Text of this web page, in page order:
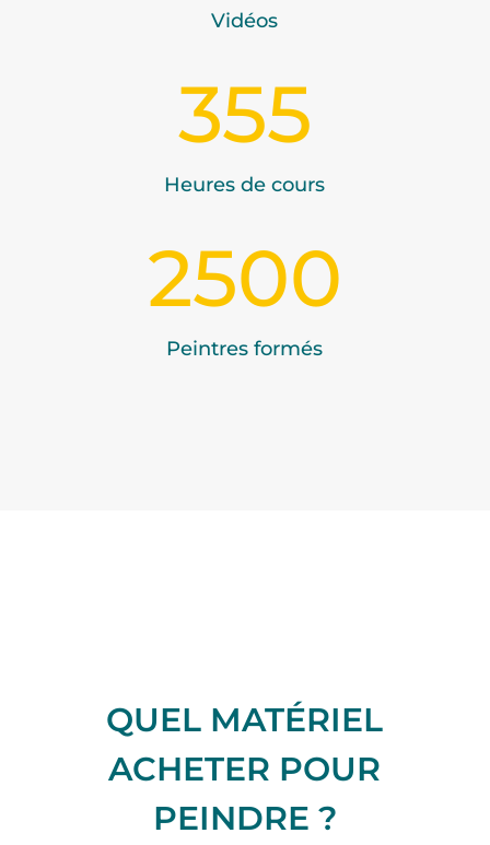
Vidéos
355
Heures de cours
2500
Peintres formés
QUEL MATÉRIEL
ACHETER POUR
PEINDRE ?